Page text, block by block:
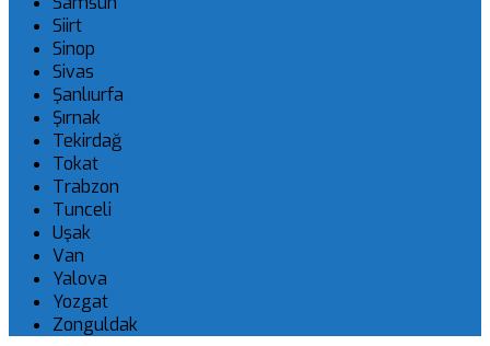
Siirt
Sinop
Sivas
Şanlıurfa
Şırnak
Tekirdağ
Tokat
Trabzon
Tunceli
Uşak
Van
Yalova
Yozgat
Zonguldak